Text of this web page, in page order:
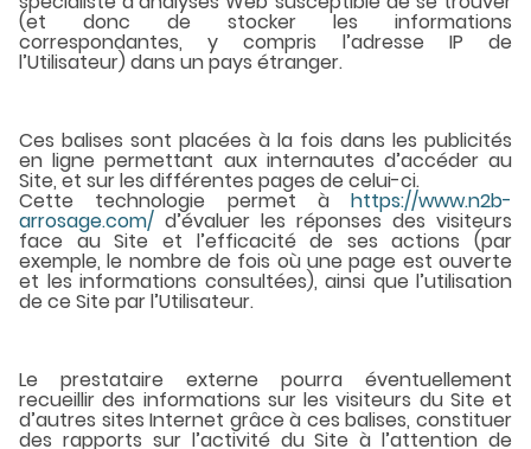
(et donc de stocker les informations
correspondantes, y compris l’adresse IP de
l’Utilisateur) dans un pays étranger.
Ces balises sont placées à la fois dans les publicités
en ligne permettant aux internautes d’accéder au
Site, et sur les différentes pages de celui-ci.
Cette technologie permet à https://www.n2b-
arrosage.com/ d’évaluer les réponses des visiteurs
face au Site et l’efficacité de ses actions (par
exemple, le nombre de fois où une page est ouverte
et les informations consultées), ainsi que l’utilisation
de ce Site par l’Utilisateur.
Le prestataire externe pourra éventuellement
recueillir des informations sur les visiteurs du Site et
d’autres sites Internet grâce à ces balises, constituer
des rapports sur l’activité du Site à l’attention de